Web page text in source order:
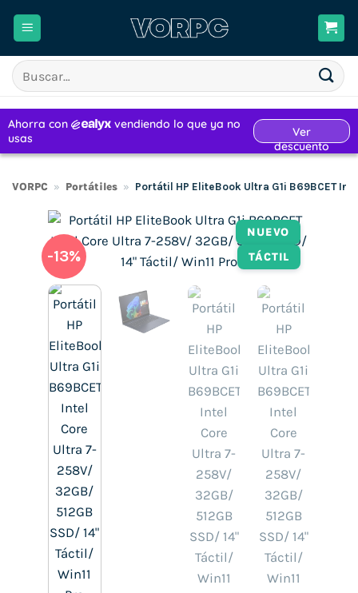
Buscar
por:
VORPC » Portátiles » Portátil HP EliteBook Ultra G1i B69BCET
NUEVO
TÁCTIL
-13%